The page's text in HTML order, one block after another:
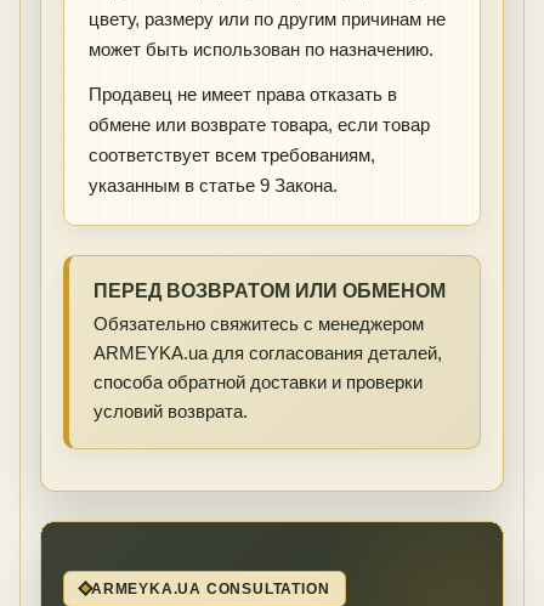
цвету, размеру или по другим причинам не
может быть использован по назначению.
Продавец не имеет права отказать в
обмене или возврате товара, если товар
соответствует всем требованиям,
указанным в статье 9 Закона.
ПЕРЕД ВОЗВРАТОМ ИЛИ ОБМЕНОМ
Обязательно свяжитесь с менеджером
ARMEYKA.ua для согласования деталей,
способа обратной доставки и проверки
условий возврата.
ARMEYKA.UA CONSULTATION